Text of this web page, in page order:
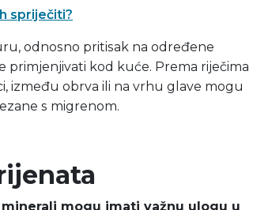
spriječiti?
odnosno pritisak na određene
primjenjivati kod kuće. Prema riječima
između obrva ili na vrhu glave mogu
s migrenom.
mogu imati važnu ulogu u